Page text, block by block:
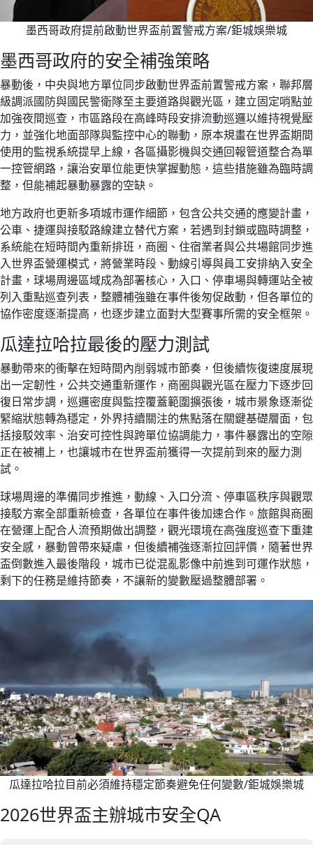
墨西哥政府提前啟動世界盃前置警戒方案/鉅城娛樂城
墨西哥政府的安全補強策略
暴動後，中央與地方單位同步啟動世界盃前置警戒方案，聯邦層
級調派國防與國民警衛隊至主要道路與觀光區，建立固定哨點並
加強夜間巡查，市區路段在高峰時段安排流動巡邏以維持視覺壓
力，並強化地面部隊與監控中心的聯動，原本規畫在世界盃期間
使用的監視系統提早上線，各區攝影機與交通回報管道整合為單
一控管網路，讓治安單位能更快掌握動態，這些措施雖為臨時調
整，但能補起暴動暴露的空缺。
地方政府也更新多項城市運作細節，包含公共交通的應變計畫，
公車、捷運與接駁路線建立替代方案，若遇到封鎖或臨時調整，
系統能在短時間內重新排班，商圈、住宿業者與公共場館同步進
入世界盃營運模式，將營業時段、動線引導與員工安排納入安全
計畫，球場周邊區域成為部署核心，入口、停車場與轉運站全被
列入重點巡查列表，整體補強雖在事件後匆促啟動，但各單位的
協作密度逐漸提高，也逐步建立面對大型賽事所需的安全框架。
瓜達拉哈拉最後的壓力測試
暴動帶來的衝擊在短時間內削弱城市節奏，但後續恢復速度展現
出一定韌性，公共交通重新運作，商圈與觀光區在壓力下逐步回
復日常步調，巡邏密度與監控覆蓋範圍擴張後，城市景象逐漸從
緊縮狀態轉為穩定，外界持續關注的焦點落在關鍵基礎層面，包
括接駁效率、治安可控性與跨單位協調能力，事件暴露出的空隙
正在被補上，也讓城市在世界盃前獲得一次提前到來的壓力測
試。
球場周邊的準備同步推進，動線、入口分流、停車區秩序與觀眾
接駁方案全部重新檢查，各單位在事件後加速合作。旅館與商圈
在營運上配合人流預期做出調整，觀光環境在高強度巡查下重建
安全感，暴動曾帶來疑慮，但後續補強逐漸拉回評價，隨著世界
盃倒數進入最後階段，城市已從混亂影像中前進到可運作狀態，
剩下的任務是維持節奏，不讓新的變數壓過整體部署。
瓜達拉哈拉目前必須維持穩定節奏避免任何變數/鉅城娛樂城
2026世界盃主辦城市安全QA